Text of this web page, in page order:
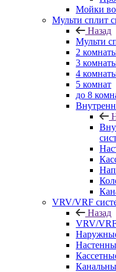
Мойки
Мульти сплит
Назад
Мульти
2
3
4
5 комнат
до 8
VRV/VRF
Назад
VRV/